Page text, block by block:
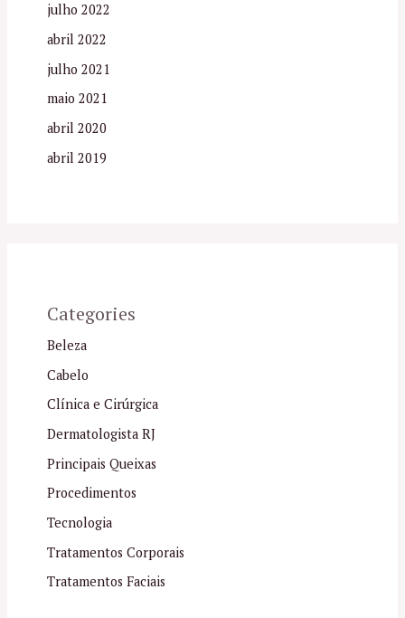
julho 2022
abril 2022
julho 2021
maio 2021
abril 2020
abril 2019
Categories
Beleza
Cabelo
Clínica e Cirúrgica
Dermatologista RJ
Principais Queixas
Procedimentos
Tecnologia
Tratamentos Corporais
Tratamentos Faciais